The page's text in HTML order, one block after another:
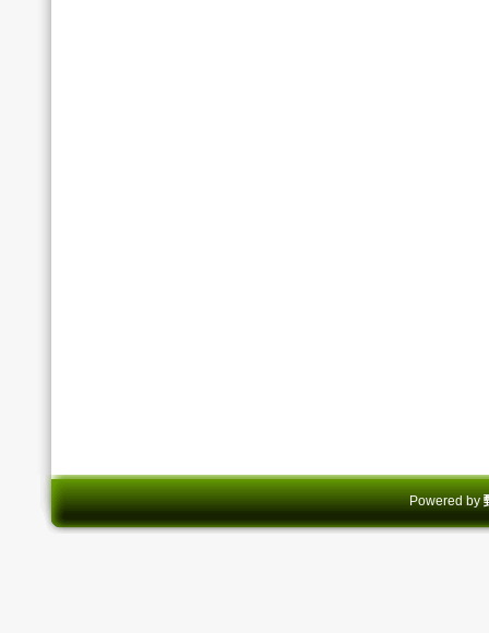
Powered by